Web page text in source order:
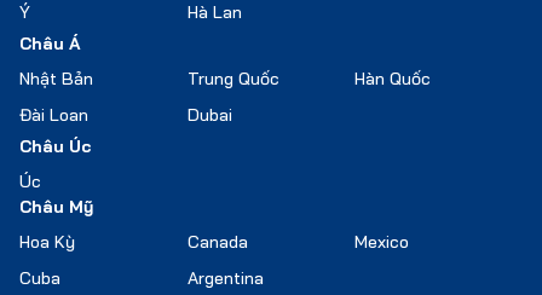
Ý
Hà Lan
Châu Á
Nhật Bản
Trung Quốc
Hàn Quốc
Đài Loan
Dubai
Châu Úc
Úc
Châu Mỹ
Hoa Kỳ
Canada
Mexico
Cuba
Argentina